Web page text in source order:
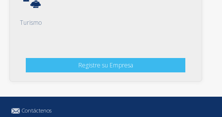
Turismo
Registre su Empresa
Contáctenos